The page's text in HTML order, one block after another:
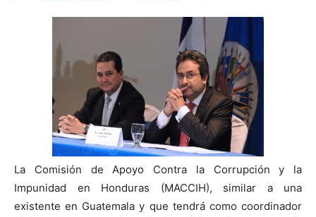
La Comisión de Apoyo Contra la Corrupción y la
Impunidad en Honduras (MACCIH), similar a una
existente en Guatemala y que tendrá como coordinador